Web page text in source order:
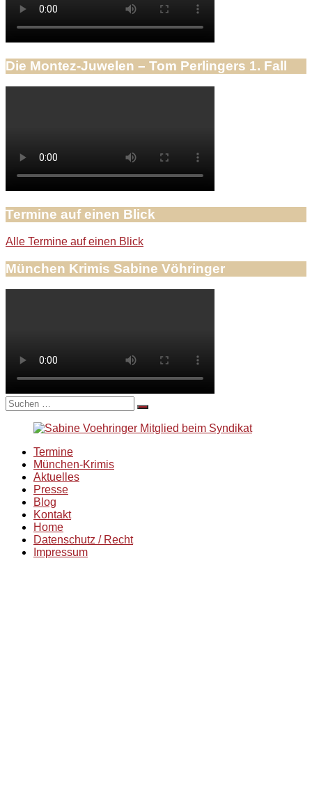
Die Montez-Juwelen – Tom Perlingers 1. Fall
Termine auf einen Blick
Alle Termine auf einen Blick
München Krimis Sabine Vöhringer
Suche
nach:
Termine
München-Krimis
Aktuelles
Presse
Blog
Kontakt
Home
Datenschutz / Recht
Impressum